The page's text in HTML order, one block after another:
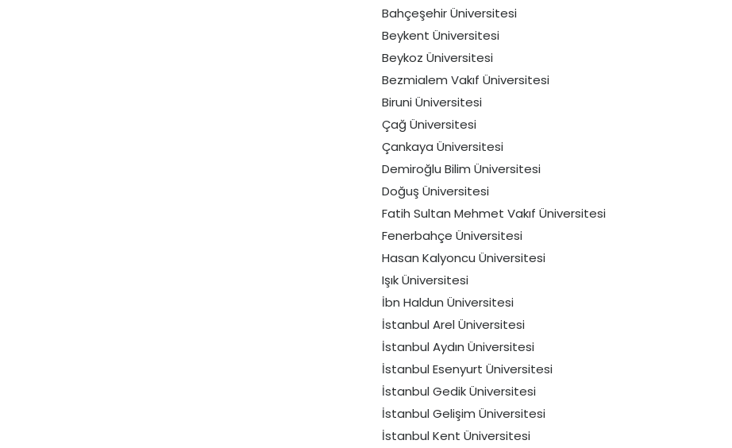
Bahçeşehir Üniversitesi
Beykent Üniversitesi
Beykoz Üniversitesi
Bezmialem Vakıf Üniversitesi
Biruni Üniversitesi
Çağ Üniversitesi
Çankaya Üniversitesi
Demiroğlu Bilim Üniversitesi
Doğuş Üniversitesi
Fatih Sultan Mehmet Vakıf Üniversitesi
Fenerbahçe Üniversitesi
Hasan Kalyoncu Üniversitesi
Işık Üniversitesi
İbn Haldun Üniversitesi
İstanbul Arel Üniversitesi
İstanbul Aydın Üniversitesi
İstanbul Esenyurt Üniversitesi
İstanbul Gedik Üniversitesi
İstanbul Gelişim Üniversitesi
İstanbul Kent Üniversitesi